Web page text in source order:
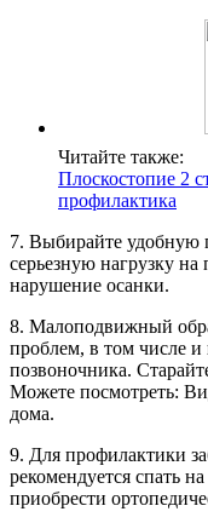
Читайте также:
Плоскостопие 2
профилактика
7. Выбирайте удобную
серьезную нагрузку
нарушение осанки.
8. Малоподвижный
проблем, в том числе
позвоночника.
Можете посмотреть:
дома.
9. Для профилактики
рекомендуется спать
приобрести